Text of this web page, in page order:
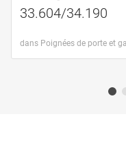
33.604/34.190
dans Poignées de porte et